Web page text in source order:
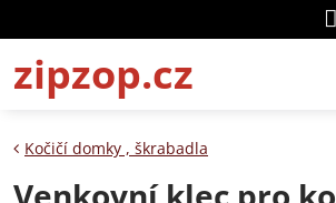
zipzop.cz
Kočičí domky , škrabadla